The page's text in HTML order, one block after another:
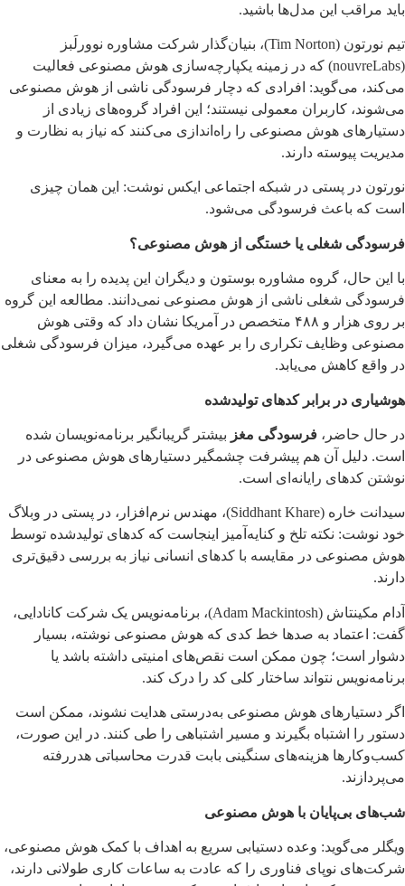
باید مراقب این مدل‌ها باشید.
تیم نورتون (Tim Norton)، بنیان‌گذار شرکت مشاوره نوورلَبز
(nouvreLabs) که در زمینه یکپارچه‌سازی هوش مصنوعی فعالیت
می‌کند، می‌گوید: افرادی که دچار فرسودگی ناشی از هوش مصنوعی
می‌شوند، کاربران معمولی نیستند؛ این افراد گروه‌های زیادی از
دستیارهای هوش مصنوعی را راه‌اندازی می‌کنند که نیاز به نظارت و
مدیریت پیوسته دارند.
نورتون در پستی در شبکه اجتماعی ایکس نوشت: این همان چیزی
است که باعث فرسودگی می‌شود.
فرسودگی شغلی یا خستگی از هوش مصنوعی؟
با این حال، گروه مشاوره بوستون و دیگران این پدیده را به معنای
فرسودگی شغلی ناشی از هوش مصنوعی نمی‌دانند. مطالعه این گروه
بر روی هزار و ۴۸۸ متخصص در آمریکا نشان داد که وقتی هوش
مصنوعی وظایف تکراری را بر عهده می‌گیرد، میزان فرسودگی شغلی
در واقع کاهش می‌یابد.
هوشیاری در برابر کدهای تولیدشده
در حال حاضر، فرسودگی مغز بیشتر گریبانگیر برنامه‌نویسان شده
است. دلیل آن هم پیشرفت چشمگیر دستیارهای هوش مصنوعی در
نوشتن کدهای رایانه‌ای است.
سیدانت خاره (Siddhant Khare)، مهندس نرم‌افزار، در پستی در وبلاگ
خود نوشت: نکته تلخ و کنایه‌آمیز اینجاست که کدهای تولیدشده توسط
هوش مصنوعی در مقایسه با کدهای انسانی نیاز به بررسی دقیق‌تری
دارند.
آدام مکینتاش (Adam Mackintosh)، برنامه‌نویس یک شرکت کانادایی،
گفت: اعتماد به صدها خط کدی که هوش مصنوعی نوشته، بسیار
دشوار است؛ چون ممکن است نقص‌های امنیتی داشته باشد یا
برنامه‌نویس نتواند ساختار کلی کد را درک کند.
اگر دستیارهای هوش مصنوعی به‌درستی هدایت نشوند، ممکن است
دستور را اشتباه بگیرند و مسیر اشتباهی را طی کنند. در این صورت،
کسب‌وکارها هزینه‌های سنگینی بابت قدرت محاسباتی هدررفته
می‌پردازند.
شب‌های بی‌پایان با هوش مصنوعی
ویگلر می‌گوید: وعده دستیابی سریع به اهداف با کمک هوش مصنوعی،
شرکت‌های نوپای فناوری را که عادت به ساعات کاری طولانی دارند،